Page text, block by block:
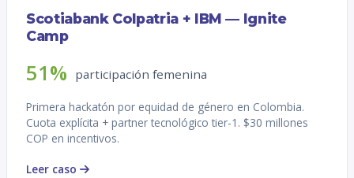
Scotiabank Colpatria + IBM — Ignite
Camp
51% participación femenina
Primera hackatón por equidad de género en Colombia.
Cuota explícita + partner tecnológico tier-1. $30 millones
COP en incentivos.
Leer caso